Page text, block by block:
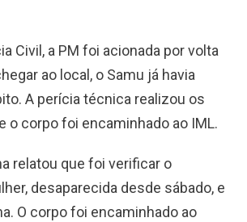
Civil, a PM foi acionada por volta
ao local, o Samu já havia
A perícia técnica realizou os
o corpo foi encaminhado ao IML.
relatou que foi verificar o
desaparecida desde sábado, e
O corpo foi encaminhado ao